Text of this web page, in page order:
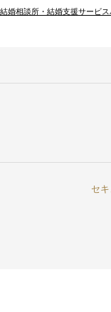
結婚相談所・結婚支援サービ
セ